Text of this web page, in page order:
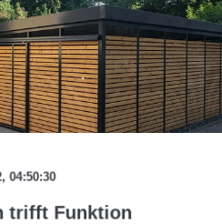
04:50:30
trifft Funktion